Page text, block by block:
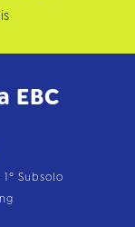
EBC
Subsolo